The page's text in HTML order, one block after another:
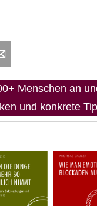
Menschen an
und konkrete